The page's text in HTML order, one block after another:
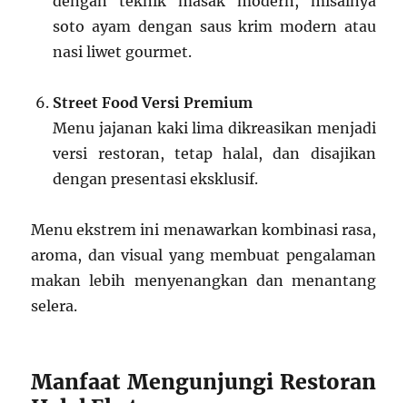
soto ayam dengan saus krim modern atau
nasi liwet gourmet.
Street Food Versi Premium
Menu jajanan kaki lima dikreasikan menjadi
versi restoran, tetap halal, dan disajikan
dengan presentasi eksklusif.
Menu ekstrem ini menawarkan kombinasi rasa,
aroma, dan visual yang membuat pengalaman
makan lebih menyenangkan dan menantang
selera.
Manfaat Mengunjungi Restoran